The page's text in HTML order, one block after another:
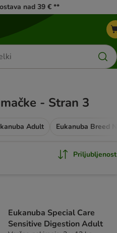
nad 39 € **
- Stran 3
Adult Eukanuba Breed
Priljubljenost
Eukanuba Special Care
Sensitive Digestion Adult